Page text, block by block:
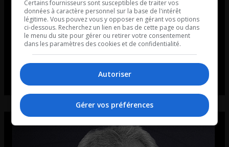
Certains fournisseurs sont susceptibles de traiter vos
données à caractère personnel sur la base de l'intérêt
légitime. Vous pouvez vous y opposer en gérant vos options
ci-dessous. Recherchez un lien en bas de cette page ou dans
le menu du site pour gérer ou retirer votre consentement
dans les paramètres des cookies et de confidentialité.
Autoriser
Gérer vos préférences